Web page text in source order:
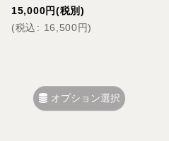
15,000円(税別)
(税込 : 16,500円)
オプション選択